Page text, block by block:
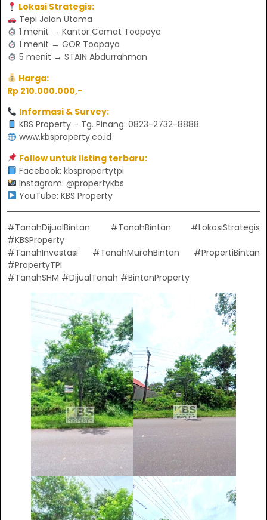
Lokasi Strategis:
Tepi Jalan Utama
1 menit → Kantor Camat Toapaya
1 menit → GOR Toapaya
5 menit → STAIN Abdurrahman
Harga:
Rp 210.000.000,-
Informasi & Survey:
KBS Property – Tg. Pinang: 0823-2732-8888
www.kbsproperty.co.id
Follow untuk listing terbaru:
Facebook: kbspropertytpi
Instagram: @propertykbs
YouTube: KBS Property
#TanahDijualBintan #TanahBintan #LokasiStrategis
#KBSProperty
#TanahInvestasi #TanahMurahBintan #PropertiBintan
#PropertyTPI
#TanahSHM #DijualTanah #BintanProperty